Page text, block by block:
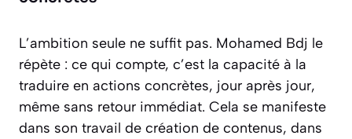
L’ambition seule ne suffit pas. Mohamed Bdj le
répète : ce qui compte, c’est la capacité à la
traduire en actions concrètes, jour après jour,
même sans retour immédiat. Cela se manifeste
dans son travail de création de contenus, dans